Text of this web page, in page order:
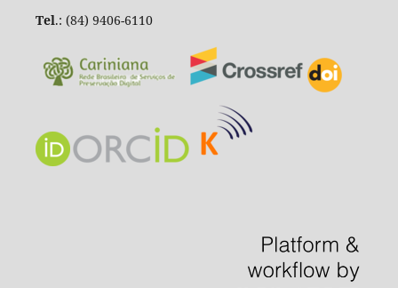
Tel.: (84) 9406-6110